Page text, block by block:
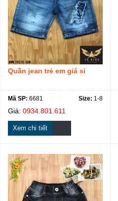
Quần jean trẻ em giá sỉ
Mã SP: 6681 Size: 1-8
Giá: 0934.801.611
Xem chi tiết